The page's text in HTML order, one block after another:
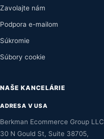
Zavolajte nám
Podpora e-mailom
Súkromie
Súbory cookie
NAŠE KANCELÁRIE
ADRESA V USA
Berkman Ecommerce Group LLC
30 N Gould St, Suite 38705,